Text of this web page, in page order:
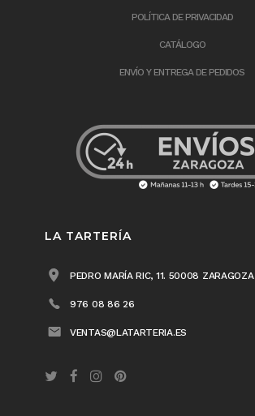
POLÍTICA DE PRIVACIDAD
CATÁLOGO
ENVÍO Y ENTREGA DE PEDIDOS
LA TARTERÍA
PEDRO MARÍA RIC, 11. 50008 ZARAGOZA
976 08 86 26
VENTAS@LATARTERIA.ES